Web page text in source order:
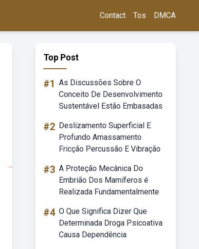
Contact Tos DMCA
Top Post
#1 As Discussões Sobre O
Conceito De Desenvolvimento
Sustentável Estão Embasadas
#2 Deslizamento Superficial E
Profundo Amassamento
Fricção Percussão E Vibração
#3 A Proteção Mecânica Do
Embrião Dos Mamíferos é
Realizada Fundamentalmente
#4 O Que Significa Dizer Que
Determinada Droga Psicoativa
Causa Dependência